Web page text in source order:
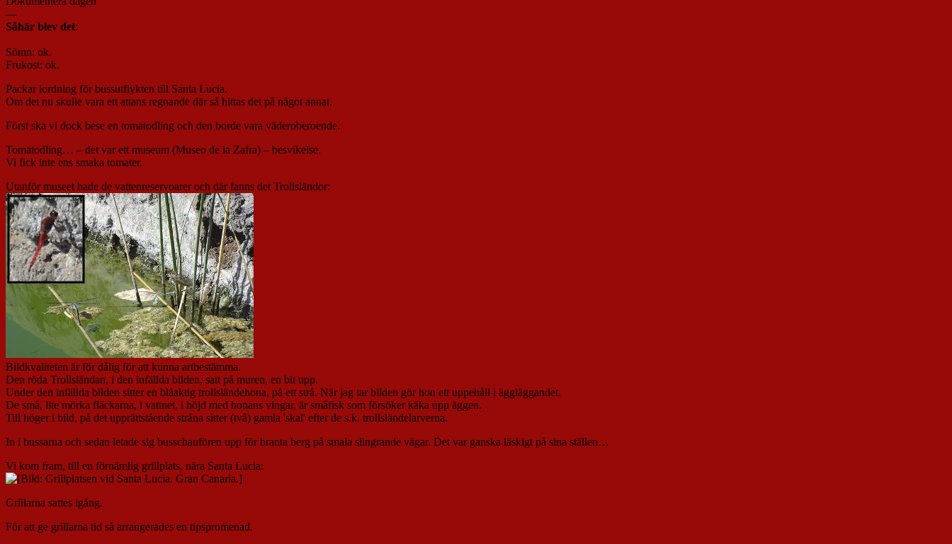
—
Såhär blev det:
Sömn: ok.
Frukost: ok.
Packar iordning för bussutflykten till Santa Lucia.
Om det nu skulle vara ett attans regnande där så hittas det på något annat.
Först ska vi dock bese en tomatodling och den borde vara väderoberoende.
Tomatodling… – det var ett museum (Museo de la Zafra) – besvikelse.
Vi fick inte ens smaka tomater.
Utanför museet hade de vattenreservoarer och där fanns det Trollsländor:
Bildkvaliteten är för dålig för att kunna artbestämma.
Den röda Trollsländan, i den infällda bilden, satt på muren, en bit upp.
Under den infällda bilden sitter en blåaktig trollsländehona, på ett strå. När jag tar bilden gör hon ett uppehåll i äggläggandet.
De små, lite mörka fläckarna, i vattnet, i höjd med honans vingar, är småfisk som försöker käka upp äggen.
Till höger i bild, på det upprättstående stråna sitter (två) gamla 'skal' efter de s.k. trollsländelarverna.
In i bussarna och sedan letade sig busschaufören upp för branta berg på smala slingrande vägar. Det var ganska läskigt på sina ställen…
Vi kom fram, till en förnämlig grillplats, nära Santa Lucia:
Grillarna sattes igång.
För att ge grillarna tid så arrangerades en tipspromenad.